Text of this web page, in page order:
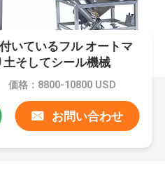
いているフル オートマ
そしてシール機械
価格：8800-10800 USD
お問い合わせ